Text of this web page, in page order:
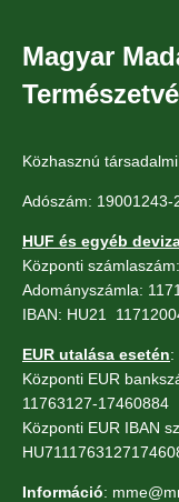
Magyar
Közhasznú
Adószám: 19001243-
HUF és egyéb
Központi
Adományszámla:
IBAN: HU21
EUR utalása esetén:
Központi EUR
11763127-17460884
Központi EUR IBAN
Információ: